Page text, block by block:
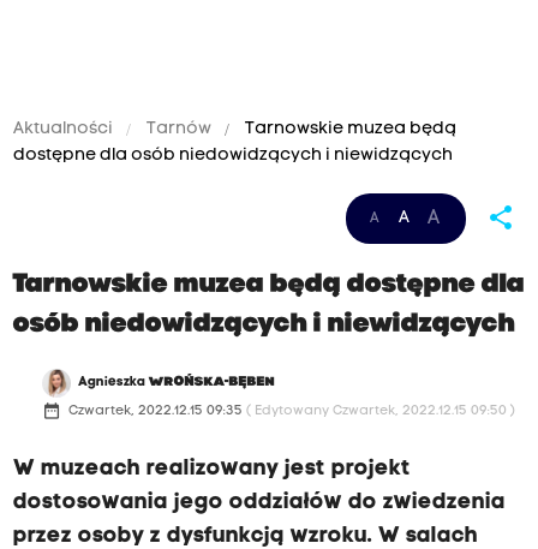
Aktualności Tarnów
Tarnowskie muzea będą
dostępne dla osób niedowidzących i niewidzących
A A A share
Tarnowskie muzea będą dostępne dla
osób niedowidzących i niewidzących
AgnieszkaWROŃSKA-BĘBEN
date_range Czwartek, 2022.12.15 09:35 ( Edytowany Czwartek, 2022.12.15 09:50 )
W muzeach realizowany jest projekt
dostosowania jego oddziałów do zwiedzenia
przez osoby z dysfunkcją wzroku. W salach